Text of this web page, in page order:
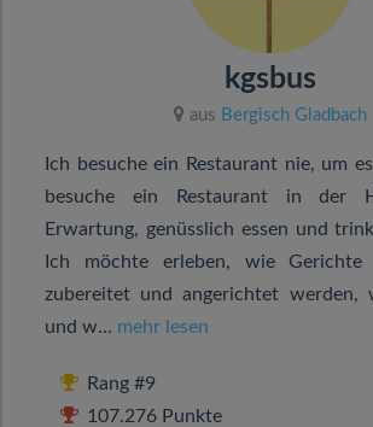
kgsbus
aus Bergisch Gladbach
Ich besuche ein Restaurant nie, um
besuche ein Restaurant in der
Erwartung, genüsslich essen und
Ich möchte erleben, wie
zubereitet und angerichtet werden,
und w... mehr lesen
Rang #9
107.276 Punkte